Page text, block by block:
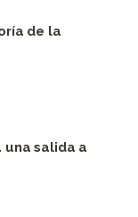
de la
una salida a